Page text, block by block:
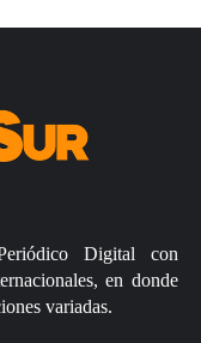
Digital con
en donde
variadas.